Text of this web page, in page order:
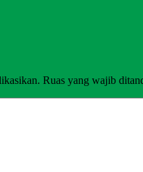
Ruas yang wajib